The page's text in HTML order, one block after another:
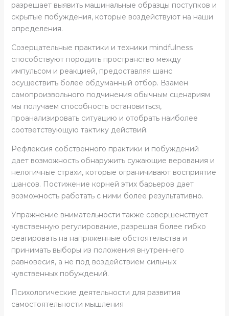
разрешает выявить машинальные образцы поступков и
скрытые побуждения, которые воздействуют на наши
определения.
Созерцательные практики и техники mindfulness
способствуют породить пространство между
импульсом и реакцией, предоставляя шанс
осуществить более обдуманный отбор. Взамен
самопроизвольного подчинения обычным сценариям
мы получаем способность остановиться,
проанализировать ситуацию и отобрать наиболее
соответствующую тактику действий.
Рефлексия собственного практики и побуждений
дает возможность обнаружить сужающие верования и
нелогичные страхи, которые ограничивают восприятие
шансов. Постижение корней этих барьеров дает
возможность работать с ними более результативно.
Упражнение внимательности также совершенствует
чувственную регулирование, разрешая более гибко
реагировать на напряженные обстоятельства и
принимать выборы из положения внутреннего
равновесия, а не под воздействием сильных
чувственных побуждений.
Психологические деятельности для развития
самостоятельности мышления